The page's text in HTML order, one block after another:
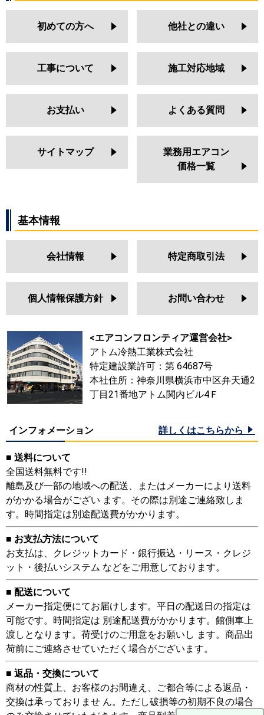
初めての方へ 他社との違い
工事について 施工対応地域
お支払い よくある質問
サイトマップ
業務用エアコン
価格一覧
基本情報
会社情報 特定商取引法
個人情報保護方針 お問い合わせ
<エアコンフロンティア運営会社>
アトム冷熱工業株式会社
特定建設業許可：第 64687号
本社住所：神奈川県横浜市中区弁天通2
丁目21番地アトム関内ビル4Ｆ
インフォメーション 詳しくはこちらから
■ 送料について
全国送料無料です!!
離島及び一部の地域への配送、またはメーカーにより送料
がかかる場合がござい ます。その際は別途ご連絡致しま
す。時間指定は別途配送費がかかります。
■ お支払方法について
お支払は、クレジットカード・銀行振込・リース・クレジ
ット・後払いシステム などをご用意しております。
■ 配送について
メーカー指定便にてお届けします。平日の配送日の指定は
可能です。時間指定は 別途配送費がかかります。館側車上
渡しとなります。荷受けのご用意をお願いし ます。商品出
荷前にご連絡させていただく場合がございます。
■ 返品・交換について
商材の性質上、お客様のお間違え、ご都合等による返品・
交換は承っておりませ ん。ただし破損等の初期不良の場合